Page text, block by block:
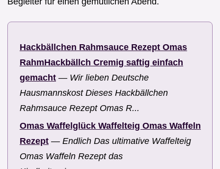
Hackbällchen Rahmsauce Rezept Omas
RahmHackbällch Cremig saftig einfach
gemacht — Wir lieben Deutsche
Hausmannskost Dieses Hackbällchen
Rahmsauce Rezept Omas R...
Omas Waffelglück Waffelteig Omas Waffeln
Rezept — Endlich Das ultimative Waffelteig
Omas Waffeln Rezept das